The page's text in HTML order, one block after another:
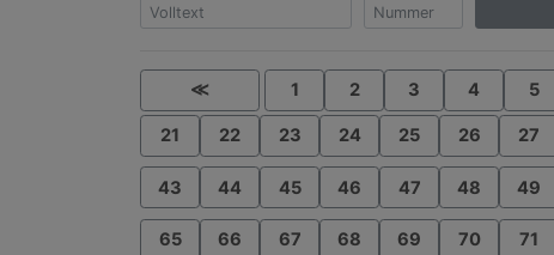
≪ 1 2 3 4 5
21 22 23 24 25 26 27
43 44 45 46 47 48 49
65 66 67 68 69 70 71